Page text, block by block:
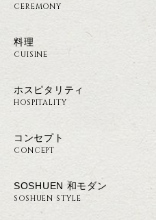
CEREMONY
料理
CUISINE
ホスピタリティ
HOSPITALITY
コンセプト
CONCEPT
SOSHUEN 和モダン
SOSHUEN STYLE